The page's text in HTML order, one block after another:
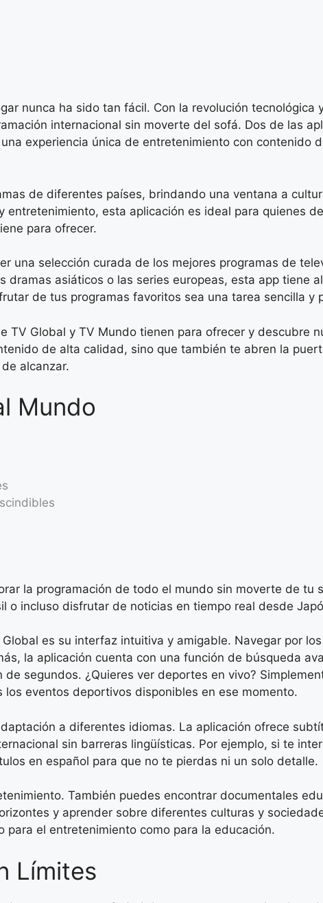
nunca ha sido tan fácil. Con la revolución tecnológica
internacional sin moverte del sofá. Dos de las
experiencia única de entretenimiento con contenido
de diferentes países, brindando una ventana a
esta aplicación es ideal para quienes
para ofrecer.
una selección curada de los mejores programas de
dramas asiáticos o las series europeas, esta app tiene
de tus programas favoritos sea una tarea sencilla y
TV Global y TV Mundo tienen para ofrecer y descubre
de alta calidad, sino que también te abren la
alcanzar.
Mundo
la programación de todo el mundo sin moverte de tu
o incluso disfrutar de noticias en tiempo real desde
es su interfaz intuitiva y amigable. Navegar por
la aplicación cuenta con una función de búsqueda
segundos. ¿Quieres ver deportes en vivo?
eventos deportivos disponibles en ese momento.
a diferentes idiomas. La aplicación ofrece
sin barreras lingüísticas. Por ejemplo, si te
en español para que no te pierdas ni un solo detalle.
También puedes encontrar documentales
y aprender sobre diferentes culturas y
el entretenimiento como para la educación.
Límites